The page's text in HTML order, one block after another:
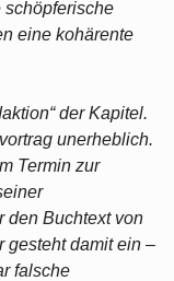
schöpferische
eine kohärente
der Kapitel.
unerheblich.
Termin zur
den Buchtext von
gesteht damit ein –
falsche